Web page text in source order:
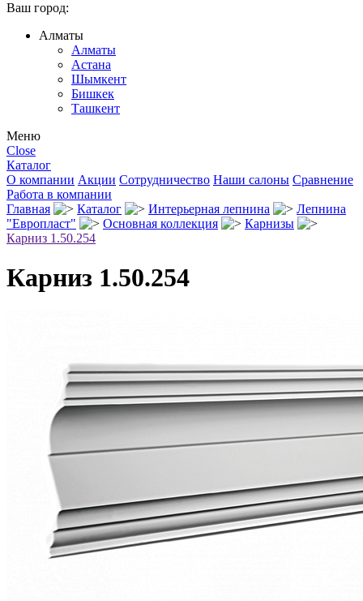
Ваш город:
Алматы
Алматы
Астана
Шымкент
Бишкек
Ташкент
Меню
Close
Каталог
О компании Акции Сотрудничество Наши салоны Сравнение
Работа в компании
Главная
Каталог Интерьерная лепнина
Лепнина
"Европласт"
Основная коллекция
Карнизы
Карниз 1.50.254
Карниз 1.50.254